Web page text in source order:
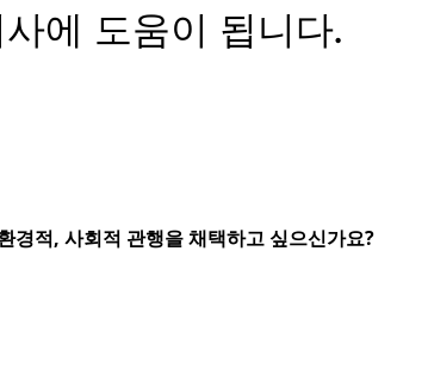
에 도움이 됩니다.
경적, 사회적 관행을 채택하고 싶으신가요?